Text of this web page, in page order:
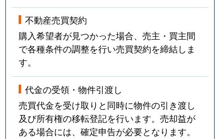
不動産売買契約
購入希望者が見つかった場合、売主・買主間
で各種条件の調整を行い売買契約を締結しま
す。
代金の受領・物件引渡し
売買代金を受け取りと同時に物件の引き渡し
及び所有権の移転登記を行います。売却益が
ある場合には、確定申告が必要となります。